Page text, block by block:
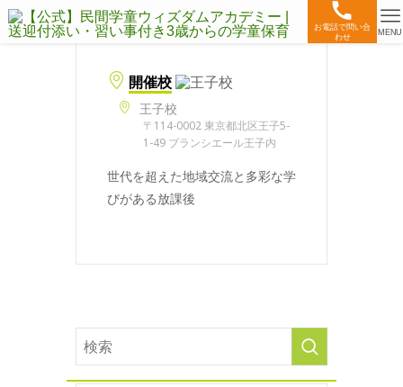
お電話で問い合
わせ
MENU
開催校
王子校
〒114-0002 東京都北区王子5-
1-49 ブランシエール王子内
世代を超えた地域交流と多彩な学
びがある放課後